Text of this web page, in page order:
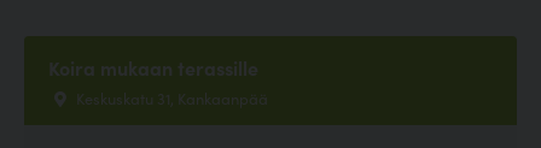
Koira mukaan terassille
Keskuskatu 31, Kankaanpää